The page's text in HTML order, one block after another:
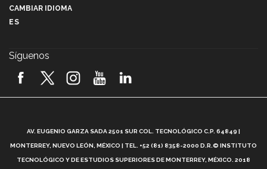
2026! (video)
¿Cómo es el Modelo Educativo Tec? (video)
CAMBIAR IDIOMA
ES
Síguenos
AV. EUGENIO GARZA SADA 2501 SUR COL. TECNOLÓGICO C.P. 64849 |
MONTERREY, NUEVO LEÓN, MÉXICO | TEL. +52 (81) 8358-2000 D.R.© INSTITUTO
TECNOLÓGICO Y DE ESTUDIOS SUPERIORES DE MONTERREY, MÉXICO. 2018